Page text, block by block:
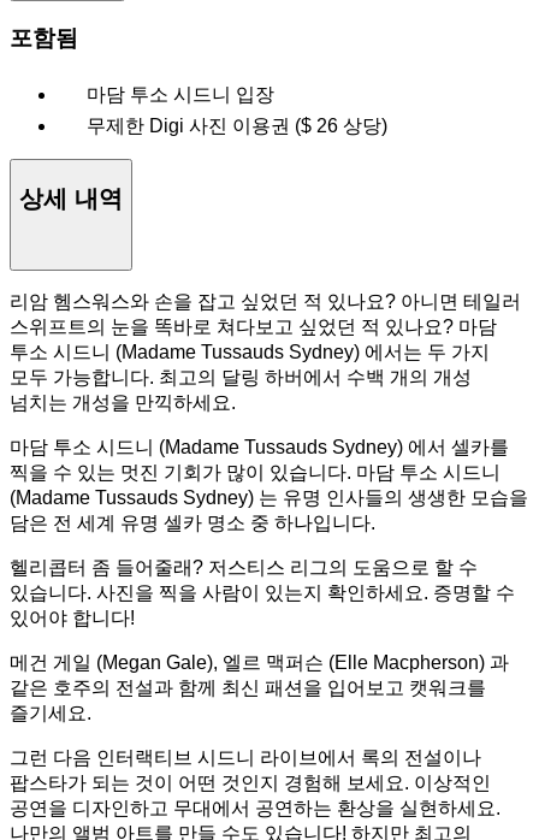
포함됨
마담 투소 시드니 입장
무제한 Digi 사진 이용권 ($ 26 상당)
상세 내역
리암 헴스워스와 손을 잡고 싶었던 적 있나요? 아니면 테일러
스위프트의 눈을 똑바로 쳐다보고 싶었던 적 있나요? 마담
투소 시드니 (Madame Tussauds Sydney) 에서는 두 가지
모두 가능합니다. 최고의 달링 하버에서 수백 개의 개성
넘치는 개성을 만끽하세요.
마담 투소 시드니 (Madame Tussauds Sydney) 에서 셀카를
찍을 수 있는 멋진 기회가 많이 있습니다. 마담 투소 시드니
(Madame Tussauds Sydney) 는 유명 인사들의 생생한 모습을
담은 전 세계 유명 셀카 명소 중 하나입니다.
헬리콥터 좀 들어줄래? 저스티스 리그의 도움으로 할 수
있습니다. 사진을 찍을 사람이 있는지 확인하세요. 증명할 수
있어야 합니다!
메건 게일 (Megan Gale), 엘르 맥퍼슨 (Elle Macpherson) 과
같은 호주의 전설과 함께 최신 패션을 입어보고 캣워크를
즐기세요.
그런 다음 인터랙티브 시드니 라이브에서 록의 전설이나
팝스타가 되는 것이 어떤 것인지 경험해 보세요. 이상적인
공연을 디자인하고 무대에서 공연하는 환상을 실현하세요.
나만의 앨범 아트를 만들 수도 있습니다! 하지만 최고의